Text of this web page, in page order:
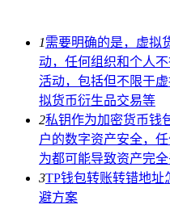
1需要明确的是，虚拟
动，任何组织和个人
活动，包括但不限于
拟货币衍生品交易等
2私钥作为加密货币钱
户的数字资产安全，
为都可能导致资产完
3TP钱包转账转错地址
避方案